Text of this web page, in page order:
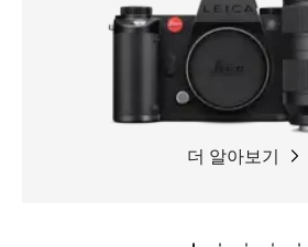
더 알아보기